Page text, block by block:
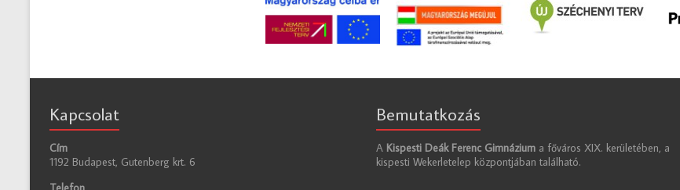
Kapcsolat
Cím
1192 Budapest, Gutenberg krt. 6
Bemutatkozás
A Kispesti Deák Ferenc Gimnázium a főváros XIX. kerületében, a
kispesti Wekerletelep központjában található.